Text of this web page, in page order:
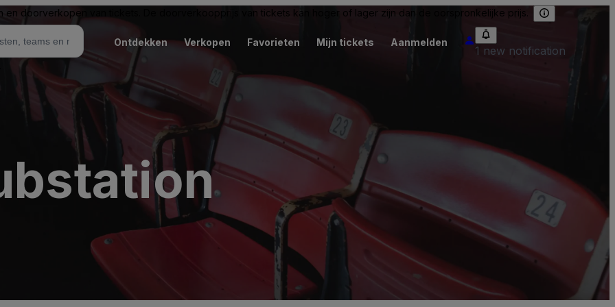
en doorverkopen van tickets. De doorverkoopprijs van tickets kan hoger of lager zijn dan de oorspronkelijke prijs.
Ontdekken Verkopen Favorieten Mijn tickets Aanmelden
1 new notification